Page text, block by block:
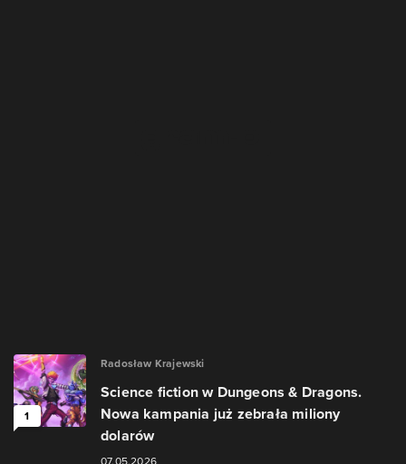
1
Radosław Krajewski
Science fiction w Dungeons & Dragons.
Nowa kampania już zebrała miliony
dolarów
07.05.2026